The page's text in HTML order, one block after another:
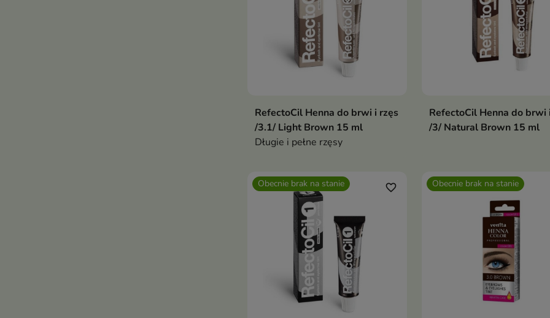
RefectoCil Henna do brwi i rzęs
/3.1/ Light Brown 15 ml
Długie i pełne rzęsy
RefectoCil Henna do brwi
/3/ Natural Brown 15 ml
Obecnie brak na stanie favorite_border Obecnie brak na stanie